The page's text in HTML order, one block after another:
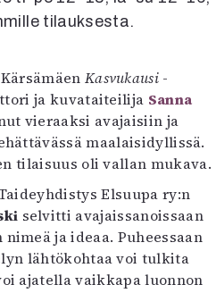
4/2026
2026
2026
2025
tilauksesta.
Kasvukausi -
ja kuvataiteilija Sanna
vieraaksi avajaisiin ja
maalaisidyllissä.
tilaisuus oli vallan mukava.
Elsuupa ry:n
selvitti avajaissanoissaan
ja ideaa. Puheessaan
lähtökohtaa voi tulkita
ajatella vaikkapa luonnon